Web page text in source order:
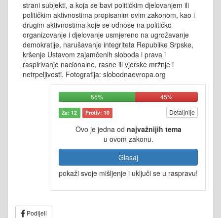
strani subjekti, a koja se bavi političkim djelovanjem ili
političkim aktivnostima propisanim ovim zakonom, kao i
drugim aktivnostima koje se odnose na političko
organizovanje i djelovanje usmjereno na ugrožavanje
demokratije, narušavanje integriteta Republike Srpske,
kršenje Ustavom zajamčenih sloboda i prava i
raspirivanje nacionalne, rasne ili vjerske mržnje i
netrpeljivosti. Fotografija: slobodnaevropa.org
55% 45%
Za: 12 Protiv: 10 Detaljnije
Ovo je jedna od najvažnijih tema
u ovom zakonu.
Glasaj
pokaži svoje mišljenje i uključi se u raspravu!
Podijeli